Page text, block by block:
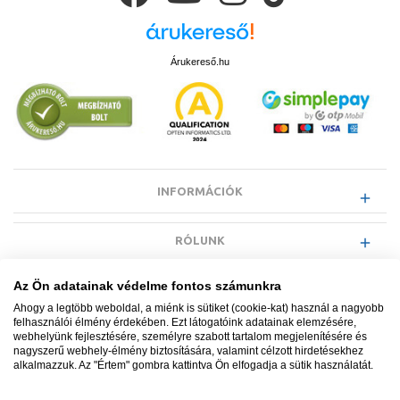
Árukereső.hu
INFORMÁCIÓK
RÓLUNK
EGYÉB INFORMÁCIÓK
VÁSÁRLÓI INFORMÁCIÓK
Az Ön adatainak védelme fontos számunkra
Ahogy a legtöbb weboldal, a miénk is sütiket (cookie-kat) használ a nagyobb
felhasználói élmény érdekében. Ezt látogatóink adatainak elemzésére,
webhelyünk fejlesztésére, személyre szabott tartalom megjelenítésére és
nagyszerű webhely-élmény biztosítására, valamint célzott hirdetésekhez
alkalmazzuk. Az "Értem" gombra kattintva Ön elfogadja a sütik használatát.